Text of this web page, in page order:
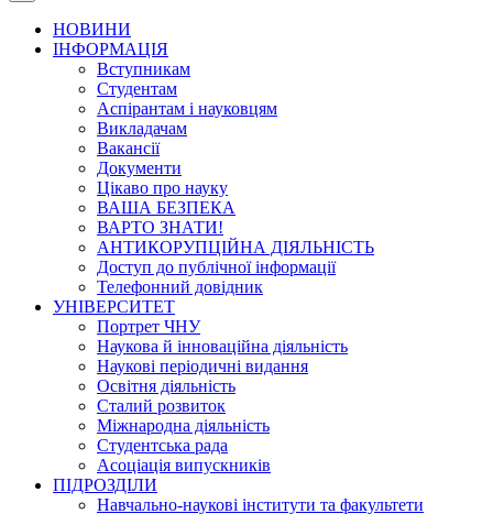
НОВИНИ
ІНФОРМАЦІЯ
Вступникам
Студентам
Аспірантам і науковцям
Викладачам
Вакансії
Документи
Цікаво про науку
ВАША БЕЗПЕКА
ВАРТО ЗНАТИ!
АНТИКОРУПЦІЙНА ДІЯЛЬНІСТЬ
Доступ до публічної інформації
Телефонний довідник
УНІВЕРСИТЕТ
Портрет ЧНУ
Наукова й інноваційна діяльність
Наукові періодичні видання
Освітня діяльність
Сталий розвиток
Міжнародна діяльність
Студентська рада
Асоціація випускників
ПІДРОЗДІЛИ
Навчально-наукові інститути та факультети